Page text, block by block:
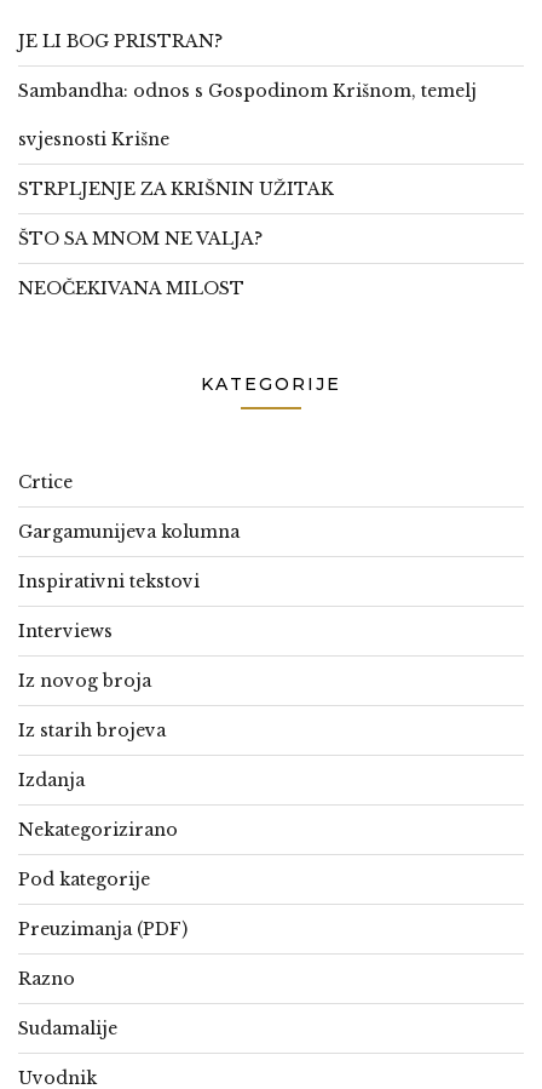
JE LI BOG PRISTRAN?
Sambandha: odnos s Gospodinom Krišnom, temelj
svjesnosti Krišne
STRPLJENJE ZA KRIŠNIN UŽITAK
ŠTO SA MNOM NE VALJA?
NEOČEKIVANA MILOST
KATEGORIJE
Crtice
Gargamunijeva kolumna
Inspirativni tekstovi
Interviews
Iz novog broja
Iz starih brojeva
Izdanja
Nekategorizirano
Pod kategorije
Preuzimanja (PDF)
Razno
Sudamalije
Uvodnik